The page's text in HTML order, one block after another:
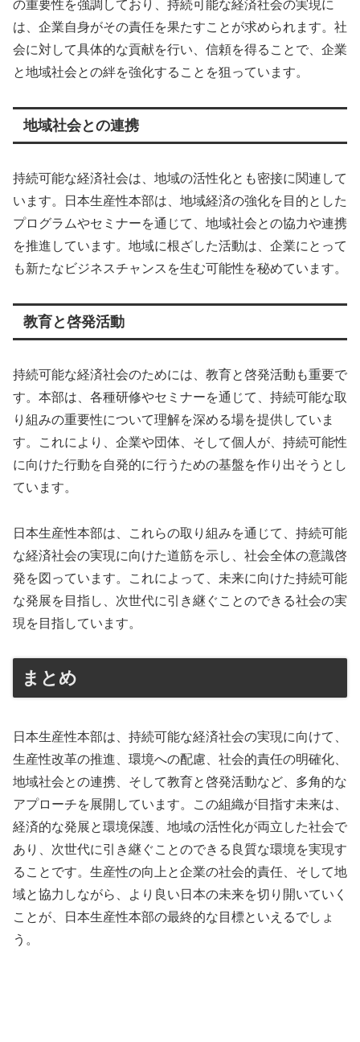
の重要性を強調しており、持続可能な経済社会の実現に
は、企業自身がその責任を果たすことが求められます。社
会に対して具体的な貢献を行い、信頼を得ることで、企業
と地域社会との絆を強化することを狙っています。
地域社会との連携
持続可能な経済社会は、地域の活性化とも密接に関連して
います。日本生産性本部は、地域経済の強化を目的とした
プログラムやセミナーを通じて、地域社会との協力や連携
を推進しています。地域に根ざした活動は、企業にとって
も新たなビジネスチャンスを生む可能性を秘めています。
教育と啓発活動
持続可能な経済社会のためには、教育と啓発活動も重要で
す。本部は、各種研修やセミナーを通じて、持続可能な取
り組みの重要性について理解を深める場を提供していま
す。これにより、企業や団体、そして個人が、持続可能性
に向けた行動を自発的に行うための基盤を作り出そうとし
ています。
日本生産性本部は、これらの取り組みを通じて、持続可能
な経済社会の実現に向けた道筋を示し、社会全体の意識啓
発を図っています。これによって、未来に向けた持続可能
な発展を目指し、次世代に引き継ぐことのできる社会の実
現を目指しています。
まとめ
日本生産性本部は、持続可能な経済社会の実現に向けて、
生産性改革の推進、環境への配慮、社会的責任の明確化、
地域社会との連携、そして教育と啓発活動など、多角的な
アプローチを展開しています。この組織が目指す未来は、
経済的な発展と環境保護、地域の活性化が両立した社会で
あり、次世代に引き継ぐことのできる良質な環境を実現す
ることです。生産性の向上と企業の社会的責任、そして地
域と協力しながら、より良い日本の未来を切り開いていく
ことが、日本生産性本部の最終的な目標といえるでしょ
う。